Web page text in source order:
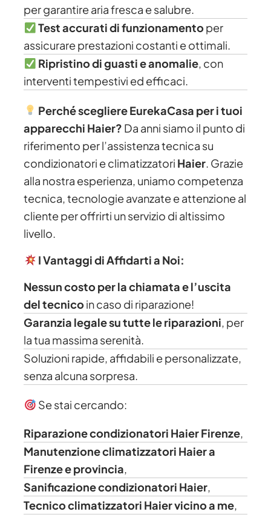
per garantire aria fresca e salubre.
Test accurati di funzionamentoper
assicurare prestazioni costanti e ottimali.
Ripristino di guasti e anomalie, con
interventi tempestivi ed efficaci.
Perché scegliere EurekaCasa per i tuoi
apparecchi Haier? Da anni siamo il punto di
riferimento per l’assistenza tecnica su
condizionatori e climatizzatori Haier. Grazie
alla nostra esperienza, uniamo competenza
tecnica, tecnologie avanzate e attenzione al
cliente per offrirti un servizio di altissimo
livello.
I Vantaggi di Affidarti a Noi:
Nessun costo per la chiamata e l’uscita
del tecnicoin caso di riparazione!
Garanzia legale su tutte le riparazioni, per
la tua massima serenità.
Soluzioni rapide, affidabili e personalizzate,
senza alcuna sorpresa.
Se stai cercando:
Riparazione condizionatori Haier Firenze,
Manutenzione climatizzatori Haier a
Firenze e provincia,
Sanificazione condizionatori Haier,
Tecnico climatizzatori Haier vicino a me,